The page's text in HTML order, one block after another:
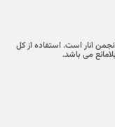
انار است. استفاده از کل
می باشد.